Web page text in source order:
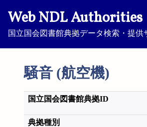
Web NDL Authorities
国立国会図書館典拠データ検索・提供
騒音 (航空機)
国立国会図書館典拠ID
典拠種別